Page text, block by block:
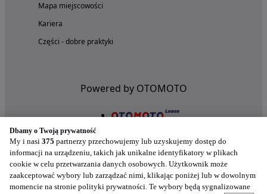
Mapa miejscowości
Kariera
Części - dobre praktyki
Powered by OTOMOTO
Dbamy o Twoją prywatność
My i nasi 375 partnerzy przechowujemy lub uzyskujemy dostęp do
informacji na urządzeniu, takich jak unikalne identyfikatory w plikach
cookie w celu przetwarzania danych osobowych. Użytkownik może
zaakceptować wybory lub zarządzać nimi, klikając poniżej lub w dowolnym
momencie na stronie polityki prywatności. Te wybory będą sygnalizowane